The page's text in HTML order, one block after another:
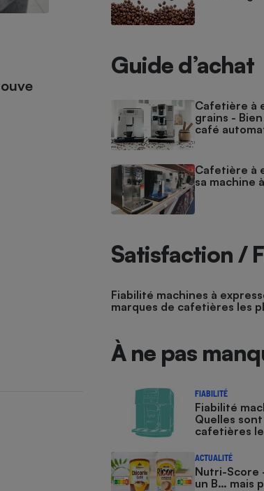
Guide d’achat
Cafetière à
grains -
café
Cafetière à
sa machine
Satisfaction /
Fiabilité machines à
marques de cafetières les
À ne pas
FIABILITÉ
Fiabilité
Quelles
cafetières
ACTUALITÉ
Nutri-Score
un B… mais